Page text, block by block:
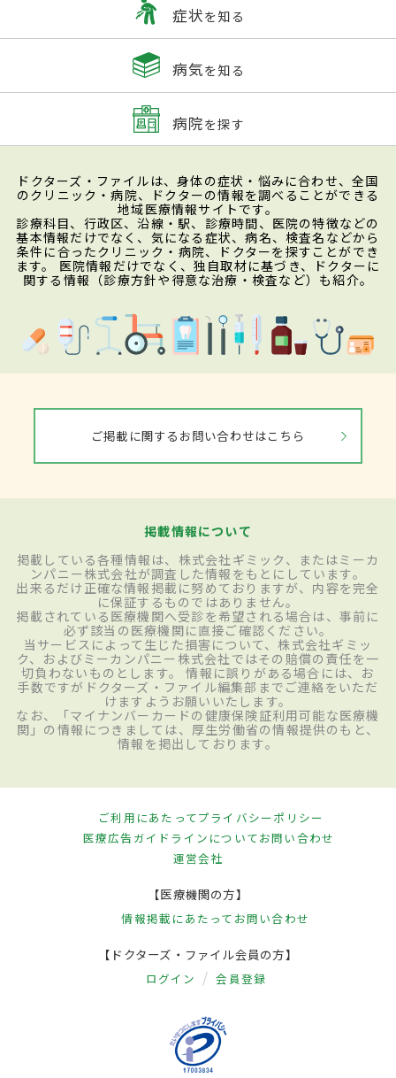
症状を知る
病気を知る
病院を探す
ドクターズ・ファイルは、身体の症状・悩みに合わせ、全国
のクリニック・病院、ドクターの情報を調べることができる
地域医療情報サイトです。
診療科目、行政区、沿線・駅、診療時間、医院の特徴などの
基本情報だけでなく、気になる症状、病名、検査名などから
条件に合ったクリニック・病院、ドクターを探すことができ
ます。 医院情報だけでなく、独自取材に基づき、ドクターに
関する情報（診療方針や得意な治療・検査など）も紹介。
ご掲載に関するお問い合わせはこちら
掲載情報について
掲載している各種情報は、株式会社ギミック、またはミーカ
ンパニー株式会社が調査した情報をもとにしています。
出来るだけ正確な情報掲載に努めておりますが、内容を完全
に保証するものではありません。
掲載されている医療機関へ受診を希望される場合は、事前に
必ず該当の医療機関に直接ご確認ください。
当サービスによって生じた損害について、株式会社ギミッ
ク、およびミーカンパニー株式会社ではその賠償の責任を一
切負わないものとします。 情報に誤りがある場合には、お
手数ですがドクターズ・ファイル編集部までご連絡をいただ
けますようお願いいたします。
なお、「マイナンバーカードの健康保険証利用可能な医療機
関」の情報につきましては、厚生労働省の情報提供のもと、
情報を掲出しております。
ご利用にあたってプライバシーポリシー
医療広告ガイドラインについてお問い合わせ
運営会社
【医療機関の方】
情報掲載にあたって お問い合わせ
【ドクターズ・ファイル会員の方】
ログイン 会員登録